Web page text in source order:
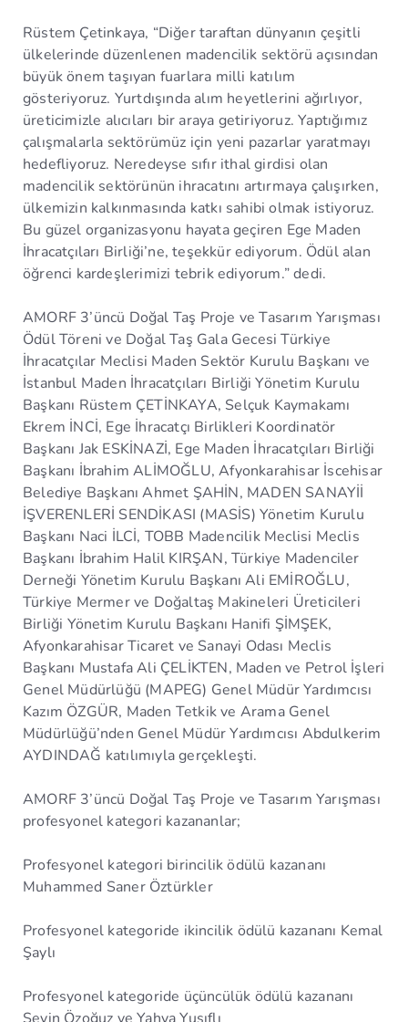
Rüstem Çetinkaya, “Diğer taraftan dünyanın çeşitli
ülkelerinde düzenlenen madencilik sektörü açısından
büyük önem taşıyan fuarlara milli katılım
gösteriyoruz. Yurtdışında alım heyetlerini ağırlıyor,
üreticimizle alıcıları bir araya getiriyoruz. Yaptığımız
çalışmalarla sektörümüz için yeni pazarlar yaratmayı
hedefliyoruz. Neredeyse sıfır ithal girdisi olan
madencilik sektörünün ihracatını artırmaya çalışırken,
ülkemizin kalkınmasında katkı sahibi olmak istiyoruz.
Bu güzel organizasyonu hayata geçiren Ege Maden
İhracatçıları Birliği’ne, teşekkür ediyorum. Ödül alan
öğrenci kardeşlerimizi tebrik ediyorum.” dedi.
AMORF 3’üncü Doğal Taş Proje ve Tasarım Yarışması
Ödül Töreni ve Doğal Taş Gala Gecesi Türkiye
İhracatçılar Meclisi Maden Sektör Kurulu Başkanı ve
İstanbul Maden İhracatçıları Birliği Yönetim Kurulu
Başkanı Rüstem ÇETİNKAYA, Selçuk Kaymakamı
Ekrem İNCİ, Ege İhracatçı Birlikleri Koordinatör
Başkanı Jak ESKİNAZİ, Ege Maden İhracatçıları Birliği
Başkanı İbrahim ALİMOĞLU, Afyonkarahisar İscehisar
Belediye Başkanı Ahmet ŞAHİN, MADEN SANAYİİ
İŞVERENLERİ SENDİKASI (MASİS) Yönetim Kurulu
Başkanı Naci İLCİ, TOBB Madencilik Meclisi Meclis
Başkanı İbrahim Halil KIRŞAN, Türkiye Madenciler
Derneği Yönetim Kurulu Başkanı Ali EMİROĞLU,
Türkiye Mermer ve Doğaltaş Makineleri Üreticileri
Birliği Yönetim Kurulu Başkanı Hanifi ŞİMŞEK,
Afyonkarahisar Ticaret ve Sanayi Odası Meclis
Başkanı Mustafa Ali ÇELİKTEN, Maden ve Petrol İşleri
Genel Müdürlüğü (MAPEG) Genel Müdür Yardımcısı
Kazım ÖZGÜR, Maden Tetkik ve Arama Genel
Müdürlüğü’nden Genel Müdür Yardımcısı Abdulkerim
AYDINDAĞ katılımıyla gerçekleşti.
AMORF 3’üncü Doğal Taş Proje ve Tasarım Yarışması
profesyonel kategori kazananlar;
Profesyonel kategori birincilik ödülü kazananı
Muhammed Saner Öztürkler
Profesyonel kategoride ikincilik ödülü kazananı Kemal
Şaylı
Profesyonel kategoride üçüncülük ödülü kazananı